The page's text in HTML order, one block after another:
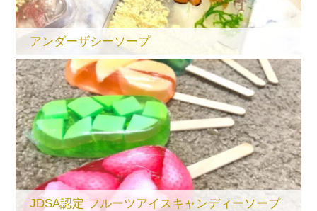
アンダーザシーソープ
JDSA認定 フルーツアイスキャンディーソープ